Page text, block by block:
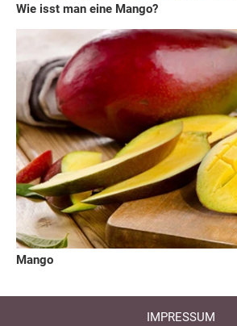
Wie isst man eine Mango?
Mango
IMPRESSUM